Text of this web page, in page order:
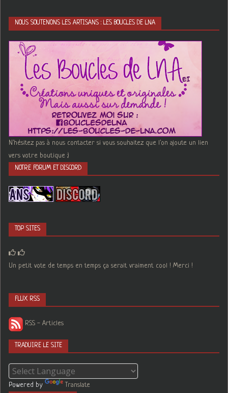
NOUS SOUTENONS LES ARTISANS : LES BOUCLES DE LNA
N'hésitez pas à nous contacter si vous souhaitez que l'on ajoute un lien
vers votre boutique :)
NOTRE FORUM ET DISCORD
TOP SITES
Un petit vote de temps en temps ça serait vraiment cool ! Merci !
FLUX RSS
RSS - Articles
TRADUIRE LE SITE
Powered by Translate